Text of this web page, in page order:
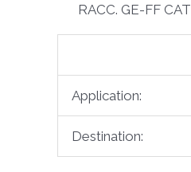
RACC. GE-FF CAT
Application:
Destination: